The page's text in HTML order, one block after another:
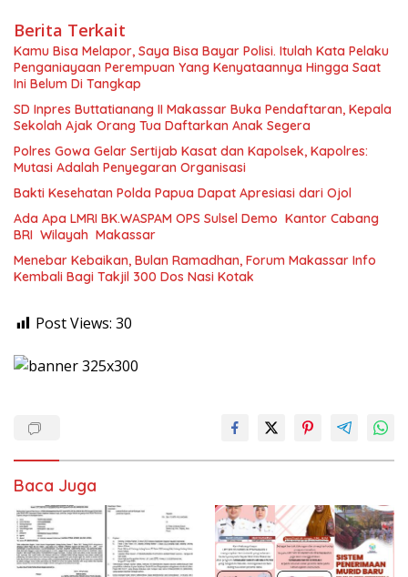
Berita Terkait
Kamu Bisa Melapor, Saya Bisa Bayar Polisi. Itulah Kata Pelaku
Penganiayaan Perempuan Yang Kenyataannya Hingga Saat
Ini Belum Di Tangkap
SD Inpres Buttatianang II Makassar Buka Pendaftaran, Kepala
Sekolah Ajak Orang Tua Daftarkan Anak Segera
Polres Gowa Gelar Sertijab Kasat dan Kapolsek, Kapolres:
Mutasi Adalah Penyegaran Organisasi
Bakti Kesehatan Polda Papua Dapat Apresiasi dari Ojol
Ada Apa LMRI BK.WASPAM OPS Sulsel Demo Kantor Cabang
BRI Wilayah Makassar
Menebar Kebaikan, Bulan Ramadhan, Forum Makassar Info
Kembali Bagi Takjil 300 Dos Nasi Kotak
Post Views: 30
Baca Juga